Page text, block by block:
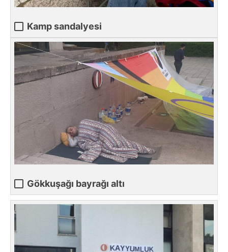
Kamp sandalyesi
Gökkuşağı bayrağı altı